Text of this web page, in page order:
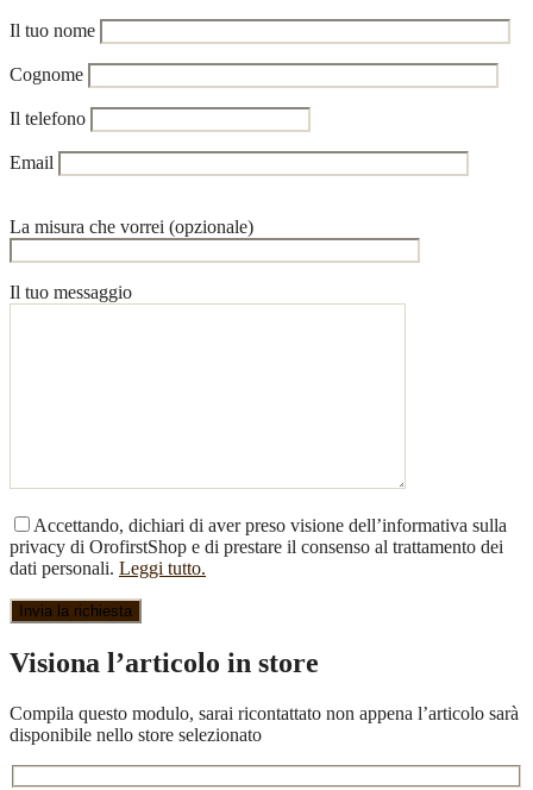
Il tuo nome
Cognome
Il telefono
Email
La misura che vorrei (opzionale)
Il tuo messaggio
Accettando, dichiari di aver preso visione dell’informativa sulla
privacy di OrofirstShop e di prestare il consenso al trattamento dei
dati personali. Leggi tutto.
Visiona l’articolo in store
Compila questo modulo, sarai ricontattato non appena l’articolo sarà
disponibile nello store selezionato